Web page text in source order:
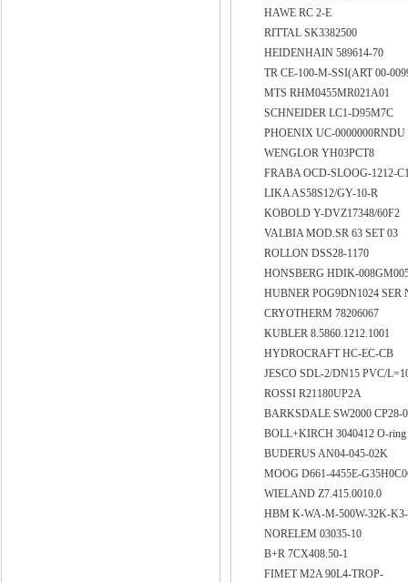
HAWE RC 2-E
RITTAL SK3382500
HEIDENHAIN 589614-70
TR CE-100-M-SSI(ART 00-
MTS RHM0455MR021A01
SCHNEIDER LC1-D95M7C
PHOENIX UC-
WENGLOR YH03PCT8
FRABA OCD-SLOOG-1212-
LIKA AS58S12/GY-10-R
KOBOLD Y-DVZ17348/60F2
VALBIA MOD.SR 63 SET 03
ROLLON DSS28-1170
HONSBERG HDIK-
HUBNER POG9DN1024 SER
CRYOTHERM 78206067
KUBLER 8.5860.1212.1001
HYDROCRAFT HC-EC-CB
JESCO SDL-2/DN15 PVC/
ROSSI R21180UP2A
BARKSDALE SW2000 CP28-
BOLL+KIRCH 3040412 O-ring
BUDERUS AN04-045-02K
MOOG D661-4455E-
WIELAND Z7.415.0010.0
HBM K-WA-M-500W-32K-
NORELEM 03035-10
B+R 7CX408.50-1
FIMET M2A 90L4-TROP-